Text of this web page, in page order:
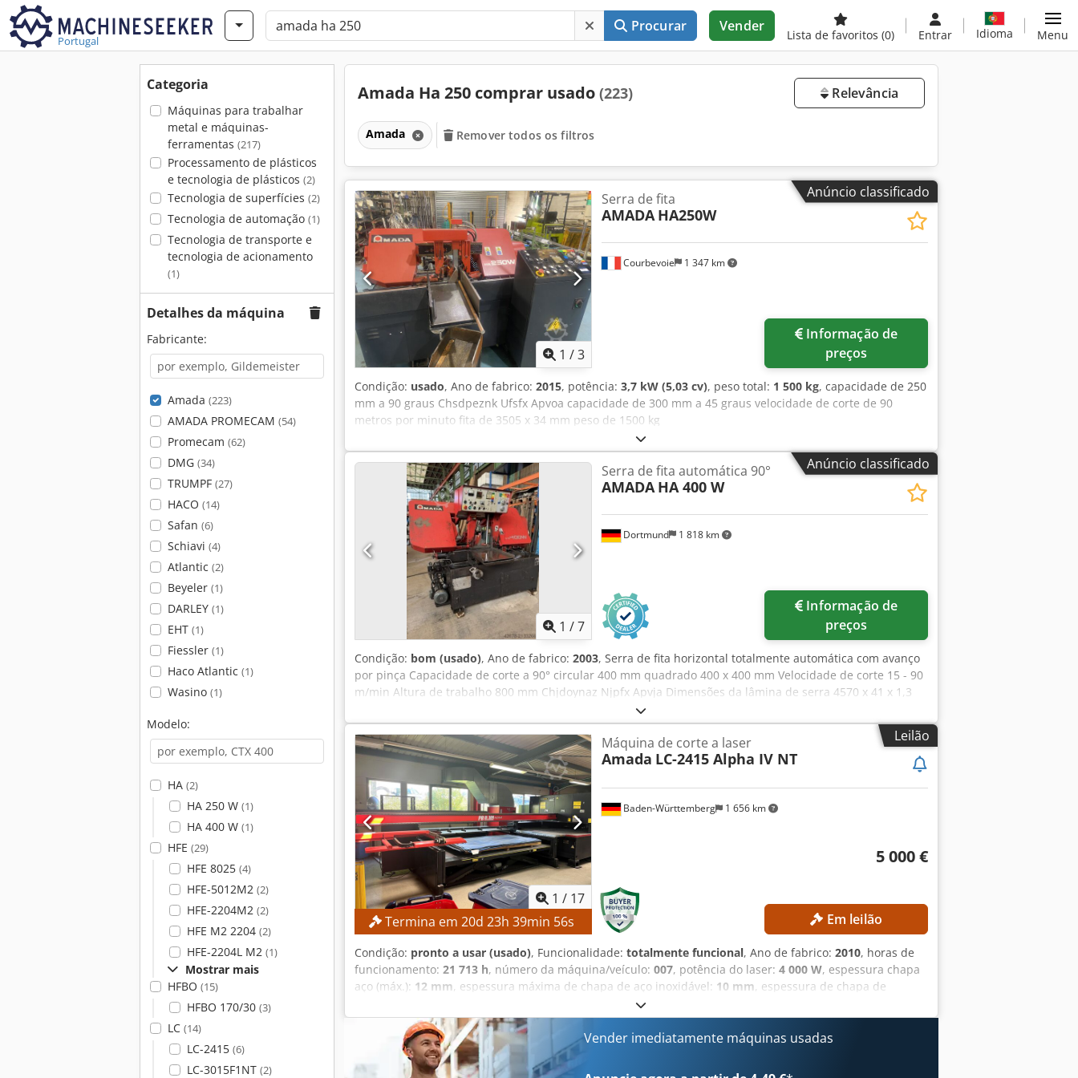
Portugal
Procurar Vender
Lista de favoritos (0) Entrar Idioma Menu
Categoria
Máquinas para trabalhar
metal e máquinas-
ferramentas (217)
Processamento de plásticos
e tecnologia de plásticos (2)
Tecnologia de superfícies (2)
Tecnologia de automação (1)
Tecnologia de transporte e
tecnologia de acionamento
(1)
Detalhes da máquina
Fabricante:
Amada (223)
AMADA PROMECAM (54)
Promecam (62)
DMG (34)
TRUMPF (27)
HACO (14)
Safan (6)
Schiavi (4)
Atlantic (2)
Beyeler (1)
DARLEY (1)
EHT (1)
Fiessler (1)
Haco Atlantic (1)
Wasino (1)
Modelo:
HA (2)
HA 250 W (1)
HA 400 W (1)
HFE (29)
HFE 8025 (4)
HFE-5012M2 (2)
HFE-2204M2 (2)
HFE M2 2204 (2)
HFE-2204L M2 (1)
Mostrar mais
HFBO (15)
HFBO 170/30 (3)
LC (14)
LC-2415 (6)
LC-3015F1NT (2)
Amada Ha 250 comprar usado (223) Relevância
Amada Remover todos os filtros
Anúncio classificado
1 /3
Courbevoie 1 347 km
Serra de fita
AMADA HA250W
preços
Condição: usado, Ano de fabrico: 2015, potência: 3,7 kW (5,03 cv), peso total: 1 500 kg, capacidade de 250
mm a 90 graus Chsdpeznk Ufsfx Apvoa capacidade de 300 mm a 45 graus velocidade de corte de 90
metros por minuto fita de 3505 x 34 mm peso de 1500 kg
Anúncio classificado
1 /7
Dortmund 1 818 km
Serra de fita automática 90°
AMADA HA 400 W
preços
Condição: bom (usado), Ano de fabrico: 2003, Serra de fita horizontal totalmente automática com avanço
por pinça Capacidade de corte a 90° circular 400 mm quadrado 400 x 400 mm Velocidade de corte 15 - 90
m/min Altura de trabalho 800 mm Chjdoynaz Njpfx Apvja Dimensões da lâmina de serra 4570 x 41 x 1,3
mm Avanço de material em um curso 560 mm Avanço múltiplo até 9 vezes = 5040 mm Potência do motor
5,5 kW Dimensões C x L x A 2250 x 2850 x 1700 mm Peso 2500 kg Acessórios / Características especiais: •
Totalmente hidráulica: fixação da peça, avanço do arco da serra, elevação do arco e avanço do material •
Avanço por pinça • Transportador de cavacos tipo parafuso sem fim • Operação totalmente automática ou
cortes individuais • Ajuste automático da altura de elevação do arco de acordo com o diâmetro do
material • Comprimento máximo de corte de 560 mm com avanço simples • 5040 mm com avanço múltiplo
• Regulagem hidráulica da pressão de fixação do torno • Guiamento da lâmina de serra por roletes
desviadores e suportes de metal duro • Tensão constante da lâmina de serra, com desligamento em caso
de ruptura • Sistema de refrigeração • Contador de peças • Botão de emergência • Conformidade CE
Siegfried Volz Máquinas-Ferramenta Rüschebrinkstr. 151-153 DE - 44143 Dortmund - Wambel
Leilão
1 / 17
Termina em 20d 23h 39min 55s
Baden-Württemberg 1 656 km
Máquina de corte a laser
Amada LC-2415 Alpha IV NT
5 000 €
Em leilão
Condição: pronto a usar (usado), Funcionalidade: totalmente funcional, Ano de fabrico: 2010, horas de
funcionamento: 21 713 h, número da máquina/veículo: 007, potência do laser: 4 000 W, espessura chapa
aço (máx.): 12 mm, espessura máxima de chapa de aço inoxidável: 10 mm, espessura de chapa de
, curso do eixo Y:
Sem preço mínimo – venda garantida ao lance mais alto! A máquina foi sujeita a manutenção anual (a
última em dezembro de 2025) (registros disponíveis)! O soprador a laser Turbo foi substituído em 2021.
Os eixos X e Y foram renovados em 2023, com 27.066 horas de funcionamento. DETALHES TÉCNICOS Curso
do eixo X: 2.520 mm Curso do eixo Y: 1.550 mm Curso do eixo Z: 300 mm Curso do eixo B: 17 mm
Vender imediatamente máquinas usadas